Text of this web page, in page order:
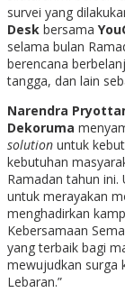
survei yang
Desk bersama
selama bulan
berencana
tangga, dan lain
Narendra
Dekoruma
solution untuk
kebutuhan
Ramadan tahun
untuk merayakan
menghadirkan
Kebersamaan
yang terbaik bagi
mewujudkan surga
Lebaran.”